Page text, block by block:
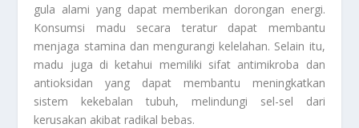
gula alami yang dapat memberikan dorongan energi.
Konsumsi madu secara teratur dapat membantu
menjaga stamina dan mengurangi kelelahan. Selain itu,
madu juga di ketahui memiliki sifat antimikroba dan
antioksidan yang dapat membantu meningkatkan
sistem kekebalan tubuh, melindungi sel-sel dari
kerusakan akibat radikal bebas.